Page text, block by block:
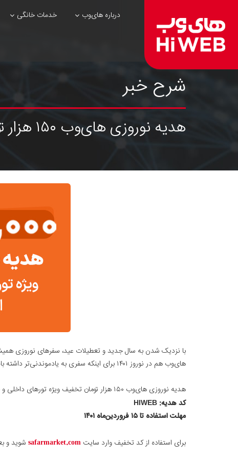
درباره های‌وب خدمات خانگی
شرح خبر
هدیه نوروزی های‌وب ۱۵۰ هزار تومان تخفیف ویژه تورهای داخلی و خارجی از سفرمارکت
با نزدیک شدن به سال جدید و تعطیلات عید، سفرهای نوروزی
های‌وب هم در نوروز ۱۴۰۱ برای اینکه سفری به یادموندنی‌تر داشته باشید با یک هدیه نوروزی همراه شماست.
هدیه نوروزی های‌وب ۱۵۰ هزار تومان تخفیف ویژه تورهای داخلی و خارجی از سفرمارکت
کد هدیه: HIWEB
مهلت استفاده تا ۱۵ فروردین‌ماه ۱۴۰۱
برای استفاده از کد تخفیف وارد سایت safarmarket.com شوید و